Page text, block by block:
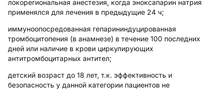
локорегиональная анестезия, когда эноксапарин натрия
применялся для лечения в предыдущие 24 ч;
иммуноопосредованная гепарининдуцированная
тромбоцитопения (в анамнезе) в течение 100 последних
дней или наличие в крови циркулирующих
антитромбоцитарных антител;
детский возраст до 18 лет, т.к. эффективность и
безопасность у данной категории пациентов не